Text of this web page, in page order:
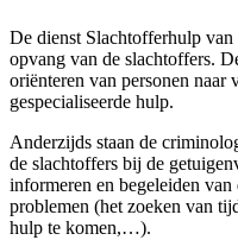
De dienst Slachtofferhulp van
opvang van de slachtoffers.
oriënteren van personen naar
gespecialiseerde hulp.
Anderzijds staan de
de slachtoffers bij de
informeren en begeleiden
problemen (het zoeken van
hulp te komen,…).